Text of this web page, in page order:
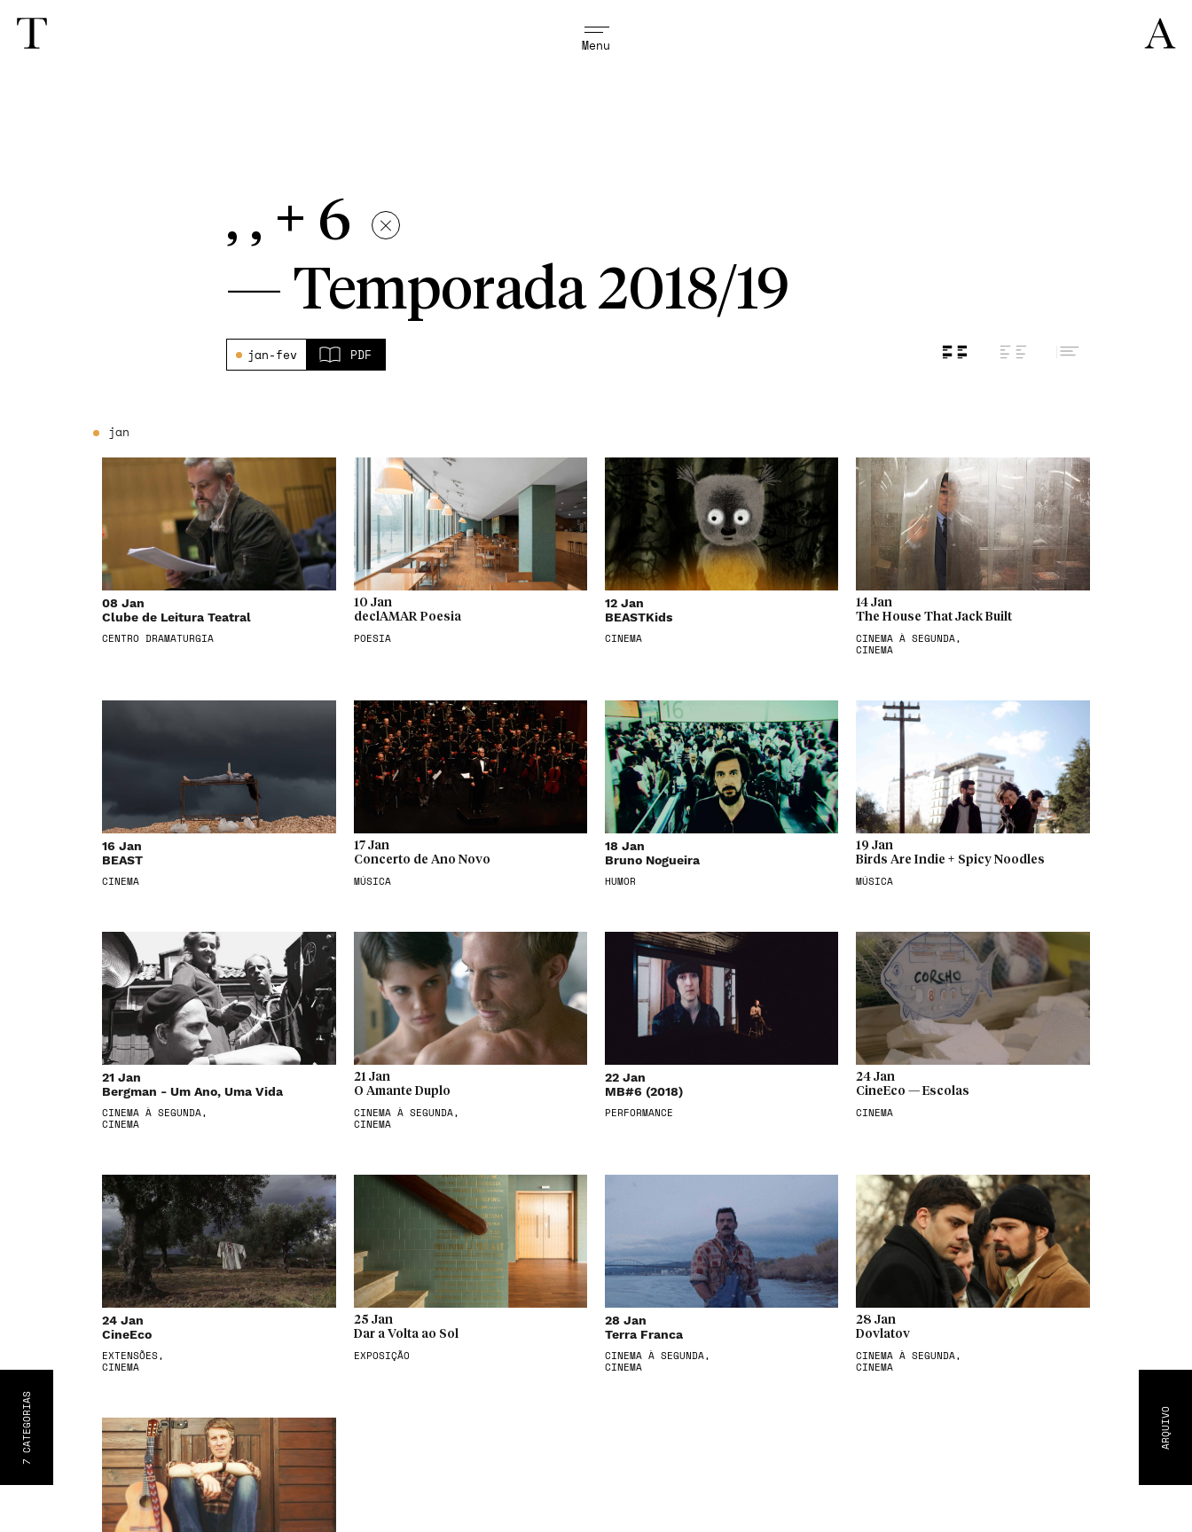
Menu
ARQUIVO
7
CATEGORIA
S
, , + 6
— Temporada 2018/19
jan-fev PDF
jan
08 Jan
Clube de Leitura Teatral
CENTRO DRAMATURGIA
10 Jan
declAMAR Poesia
POESIA
12 Jan
BEASTKids
CINEMA
14 Jan
The House That Jack Built
CINEMA À SEGUNDA,
CINEMA
16 Jan
BEAST
CINEMA
17 Jan
Concerto de Ano Novo
MÚSICA
18 Jan
Bruno Nogueira
HUMOR
19 Jan
Birds Are Indie + Spicy Noodles
MÚSICA
21 Jan
Bergman - Um Ano, Uma Vida
CINEMA À SEGUNDA,
CINEMA
21 Jan
O Amante Duplo
CINEMA À SEGUNDA,
CINEMA
22 Jan
MB#6 (2018)
PERFORMANCE
24 Jan
CineEco — Escolas
CINEMA
24 Jan
CineEco
EXTENSÕES,
CINEMA
25 Jan
Dar a Volta ao Sol
EXPOSIÇÃO
28 Jan
Terra Franca
CINEMA À SEGUNDA,
CINEMA
28 Jan
Dovlatov
CINEMA À SEGUNDA,
CINEMA